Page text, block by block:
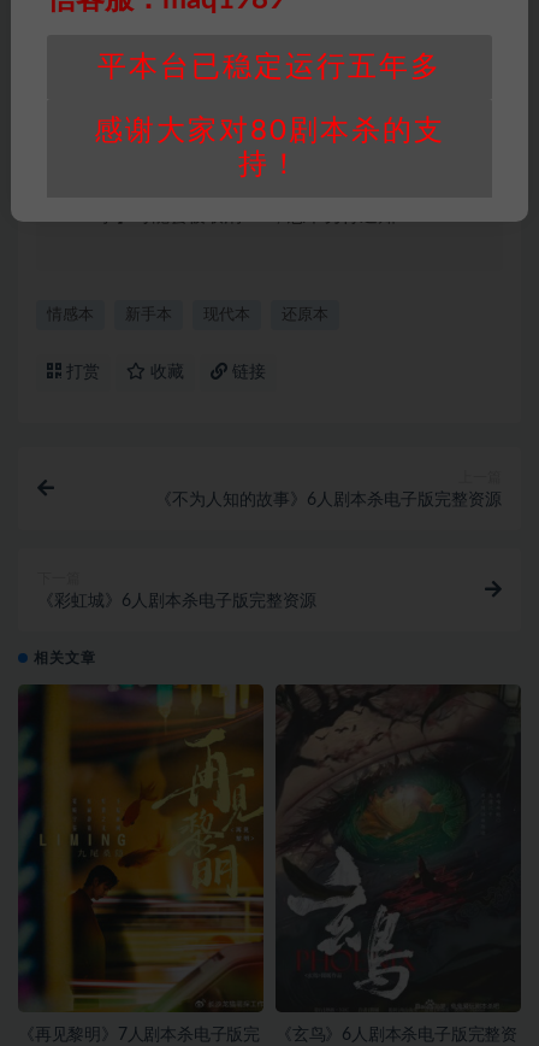
积分说明 ∶剧本杀下载所需积分非剧本杀资源自
站整理资料的时间成本及网站运营所需支出费
重要提醒∶任何情况下，本站及相关人士对于访
问或购买使用引起的任何行为和纠纷，本站概不
情感本 新手本 现代本 还原本
打赏 收藏 链接
《不为人知的故事》6人剧本杀电子版完整资源
《彩虹城》6人剧本杀电子版完整资源
相关文章
《再见黎明》7人剧本杀电子版完
《玄鸟》6人剧本杀电子版完整资
平本台已稳定运行五年多
感谢大家对80剧本杀的支
持！